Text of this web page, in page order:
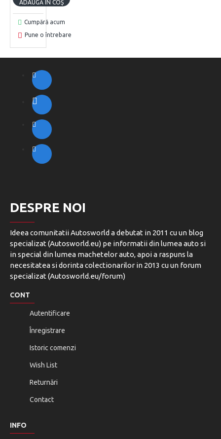
ADAUGĂ ÎN COŞ
Cumpără acum
Pune o întrebare
DESPRE NOI
Ideea comunitatii Autosworld a debutat in 2011 cu un blog
specializat (Autosworld.eu) pe informatii din lumea auto si
in special din lumea machetelor auto, apoi a raspuns la
necesitatea si dorinta colectionarilor in 2013 cu un forum
specializat (Autosworld.eu/forum)
CONT
Autentificare
Înregistrare
Istoric comenzi
Wish List
Returnări
Contact
INFO